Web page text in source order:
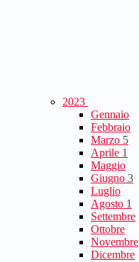
2023
Gennaio
Febbraio
Marzo 5
Aprile 1
Maggio
Giugno 3
Luglio
Agosto 1
Settembre
Ottobre
Novembre
Dicembre